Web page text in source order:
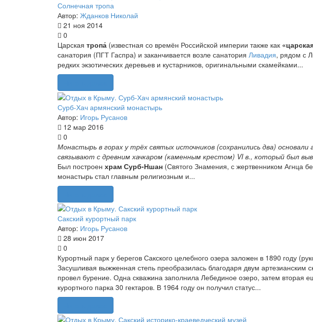
Солнечная тропа
Автор: Жданков Николай
21 ноя 2014
0
Царская тропа́ (известная со времён Российской империи также как
санатория (ПГТ Гаспра) и заканчивается возле санатория Ливадия, рядом с
редких экзотических деревьев и кустарников, оригинальными скамейками...
Сурб-Хач армянский монастырь
Автор: Игорь Русанов
12 мар 2016
0
Монастырь в горах у трёх святых источников (сохранились два)
связывают с древним хачкаром (каменным крестом) VI в., который был
Был построен храм Сурб-Ншан (Святого Знамения, с жертвенником Агнца
монастырь стал главным религиозным и...
Сакский курортный парк
Автор: Игорь Русанов
28 июн 2017
0
Курортный парк у берегов Сакского целебного озера заложен в 1890 году
Засушливая выжженная степь преобразилась благодаря двум
провел бурение. Одна скважина заполнила Лебединое озеро, затем
курортного парка 30 гектаров. В 1964 году он получил статус...